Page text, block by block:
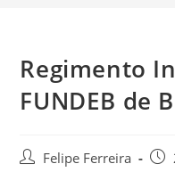
Regimento
FUNDEB de
Felipe Ferreira